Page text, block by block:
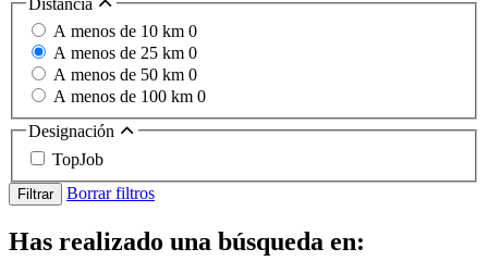
A menos de 10 km 0
A menos de 25 km 0
A menos de 50 km 0
A menos de 100 km 0
Designación
TopJob
Filtrar Borrar filtros
Has realizado una búsqueda en: